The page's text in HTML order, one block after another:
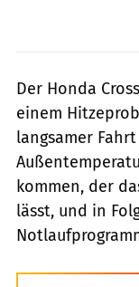
Der Honda
einem
langsamer
kommen, der
lässt, und in